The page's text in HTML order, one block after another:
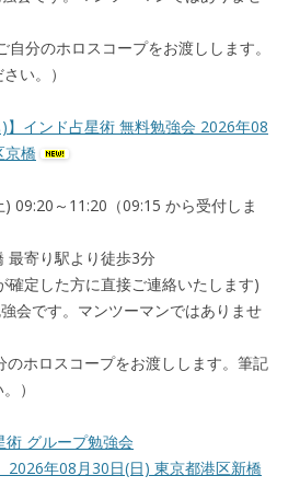
分のホロスコープをお渡しします。
い。）
】インド占星術 無料勉強会 2026年08
京橋
09:20～11:20（09:15 から受付しま
最寄り駅より徒歩3分
確定した方に直接ご連絡いたします)
会です。マンツーマンではありませ
のホロスコープをお渡しします。筆記
）
術 グループ勉強会
2026年08月30日(日) 東京都港区新橋